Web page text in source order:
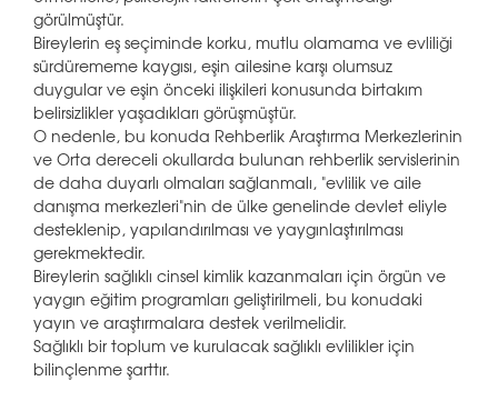
görülmüştür.
Bireylerin eş seçiminde korku, mutlu olamama ve evliliği
sürdürememe kaygısı, eşin ailesine karşı olumsuz
duygular ve eşin önceki ilişkileri konusunda birtakım
belirsizlikler yaşadıkları görüşmüştür.
O nedenle, bu konuda Rehberlik Araştırma Merkezlerinin
ve Orta dereceli okullarda bulunan rehberlik servislerinin
de daha duyarlı olmaları sağlanmalı, "evlilik ve aile
danışma merkezleri"nin de ülke genelinde devlet eliyle
desteklenip, yapılandırılması ve yaygınlaştırılması
gerekmektedir.
Bireylerin sağlıklı cinsel kimlik kazanmaları için örgün ve
yaygın eğitim programları geliştirilmeli, bu konudaki
yayın ve araştırmalara destek verilmelidir.
Sağlıklı bir toplum ve kurulacak sağlıklı evlilikler için
bilinçlenme şarttır.